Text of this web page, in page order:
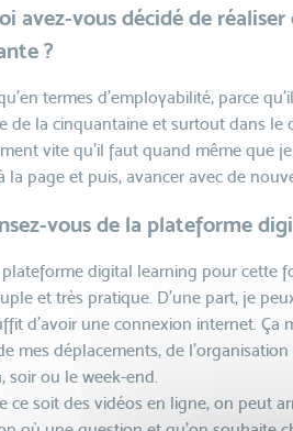
avez-vous décidé de
?
termes d’employabilité, parce
de la cinquantaine et surtout dans le
vite qu’il faut quand même que
la page et puis, avancer avec de
vous de la plateforme
plateforme digital learning pour cette
et très pratique. D’une part, je
d’avoir une connexion internet. Ça
mes déplacements, de
soir ou le week-end.
ce soit des vidéos en ligne, on peut